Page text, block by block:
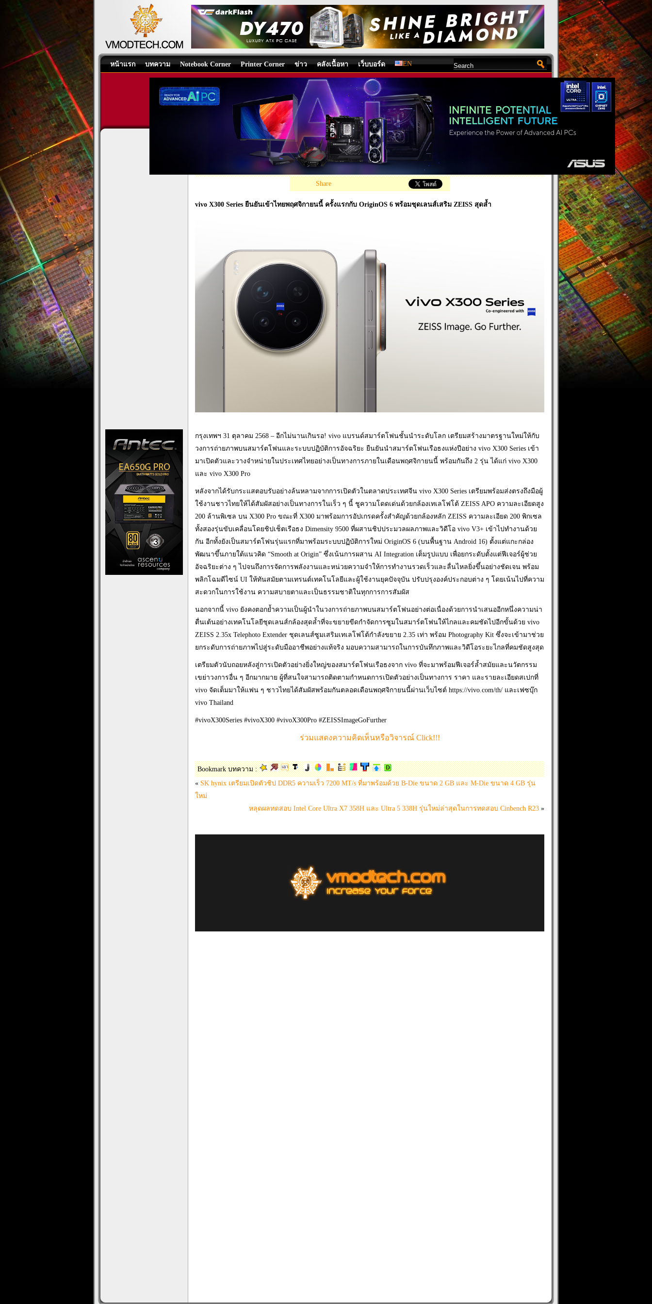
หน้าแรก บทความ Notebook Corner Printer Corner ข่าว คลังเนื้อหา เว็บบอร์ด EN
vivo X300 Series ยืนยันเข้าไทยพฤศจิกายนนี้ ครั้งแรกกับ OriginOS 6 พร้อมชุดเลนส์เสริม
Nongkoo OverclockTeam
Share
vivo X300 Series ยืนยันเข้าไทยพฤศจิกายนนี้ ครั้งแรกกับ OriginOS 6 พร้อมชุดเลนส์เสริม ZEISS สุดล้ำ
กรุงเทพฯ 31 ตุลาคม 2568 – อีกไม่นานเกินรอ! vivo แบรนด์สมาร์ตโฟนชั้นนำระดับโลก เตรียมสร้างมาตรฐานใหม่ให้กับ
วงการถ่ายภาพบนสมาร์ตโฟนและระบบปฏิบัติการอัจฉริยะ ยืนยันนำสมาร์ตโฟนเรือธงแห่งปีอย่าง vivo X300 Series เข้า
มาเปิดตัวและวางจำหน่ายในประเทศไทยอย่างเป็นทางการภายในเดือนพฤศจิกายนนี้ พร้อมกันถึง 2 รุ่น ได้แก่ vivo X300
และ vivo X300 Pro
หลังจากได้รับกระแสตอบรับอย่างล้นหลามจากการเปิดตัวในตลาดประเทศจีน vivo X300 Series เตรียมพร้อมส่งตรงถึงมือผู้
ใช้งานชาวไทยให้ได้สัมผัสอย่างเป็นทางการในเร็ว ๆ นี้ ชูความโดดเด่นด้วยกล้องเทเลโฟโต้ ZEISS APO ความละเอียดสูง
200 ล้านพิเซล บน X300 Pro ขณะที่ X300 มาพร้อมการอัปเกรดครั้งสำคัญด้วยกล้องหลัก ZEISS ความละเอียด 200 พิกเซล
ทั้งสองรุ่นขับเคลื่อนโดยชิปเช็ตเรือธง Dimensity 9500 ที่ผสานชิปประมวลผลภาพและวิดีโอ vivo V3+ เข้าไปทำงานด้วย
กัน อีกทั้งยังเป็นสมาร์ตโฟนรุ่นแรกที่มาพร้อมระบบปฏิบัติการใหม่ OriginOS 6 (บนพื้นฐาน Android 16) ตั้งแต่แกะกล่อง
พัฒนาขึ้นภายใต้แนวคิด “Smooth at Origin” ซึ่งเน้นการผสาน AI Integration เต็มรูปแบบ เพื่อยกระดับตั้งแต่ฟีเจอร์ผู้ช่วย
อัจฉริยะต่าง ๆ ไปจนถึงการจัดการพลังงานและหน่วยความจำให้การทำงานรวดเร็วและลื่นไหลยิ่งขึ้นอย่างชัดเจน พร้อม
พลิกโฉมดีไซน์ UI ให้ทันสมัยตามเทรนด์เทคโนโลยีและผู้ใช้งานยุคปัจจุบัน ปรับปรุงองค์ประกอบต่าง ๆ โดยเน้นไปที่ความ
สะดวกในการใช้งาน ความสบายตาและเป็นธรรมชาติในทุกการการสัมผัส
นอกจากนี้ vivo ยังคงตอกย้ำความเป็นผู้นำในวงการถ่ายภาพบนสมาร์ตโฟนอย่างต่อเนื่องด้วยการนำเสนออีกหนึ่งความน่า
ตื่นเต้นอย่างเทคโนโลยีชุดเลนส์กล้องสุดล้ำที่จะขยายขีดกำจัดการซูมในสมาร์ตโฟนให้ไกลและคมชัดไปอีกขั้นด้วย vivo
ZEISS 2.35x Telephoto Extender ชุดเลนส์ซูมเสริมเทเลโฟโต้กำลังขยาย 2.35 เท่า พร้อม Photography Kit ซึ่งจะเข้ามาช่วย
ยกระดับการถ่ายภาพไปสู่ระดับมืออาชีพอย่างแท้จริง มอบความสามารถในการบันทึกภาพและวิดีโอระยะไกลที่คมชัดสูงสุด
เตรียมตัวนับถอยหลังสู่การเปิดตัวอย่างยิ่งใหญ่ของสมาร์ตโฟนเรือธงจาก vivo ที่จะมาพร้อมฟีเจอร์ล้ำสมัยและนวัตกรรม
เขย่าวงการอื่น ๆ อีกมากมาย ผู้ที่สนใจสามารถติดตามกำหนดการเปิดตัวอย่างเป็นทางการ ราคา และรายละเอียดสเปกที่
vivo จัดเต็มมาให้แฟน ๆ ชาวไทยได้สัมผัสพร้อมกันตลอดเดือนพฤศจิกายนนี้ผ่านเว็บไซต์ https://vivo.com/th/ และเฟซบุ๊ก
vivo Thailand
#vivoX300Series #vivoX300 #vivoX300Pro #ZEISSImageGoFurther
ร่วมแสดงความคิดเห็นหรือวิจารณ์ Click!!!
Bookmark บทความ :
« SK hynix เตรียมเปิดตัวชิป DDR5 ความเร็ว 7200 MT/s ที่มาพร้อมด้วย B-Die ขนาด 2 GB และ M-Die ขนาด 4 GB รุ่น
ใหม่
หลุดผลทดสอบ Intel Core Ultra X7 358H และ Ultra 5 338H รุ่นใหม่ล่าสุดในการทดสอบ Cinbench R23 »